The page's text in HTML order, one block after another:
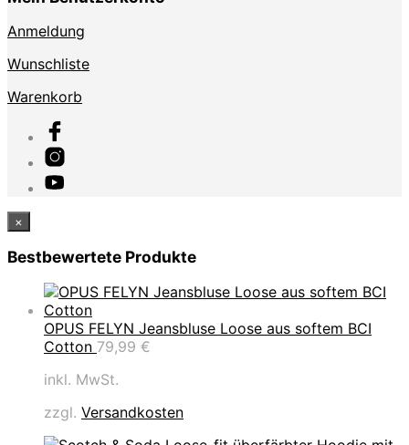
Anmeldung
Wunschliste
Warenkorb
×
Bestbewertete Produkte
OPUS FELYN Jeansbluse Loose aus softem BCI
Cotton 79,99 €
inkl. MwSt.
zzgl. Versandkosten